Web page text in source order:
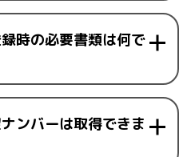
時の必要書類は何で
ンバーは取得できま